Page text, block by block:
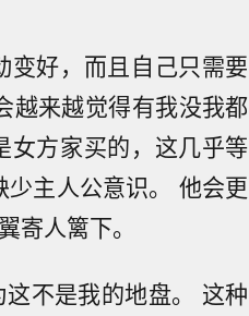
变好，而且自己只需要
越来越觉得有我没我都
女方家买的，这几乎等
主人公意识。 他会更
寄人篱下。
不是我的地盘。 这种